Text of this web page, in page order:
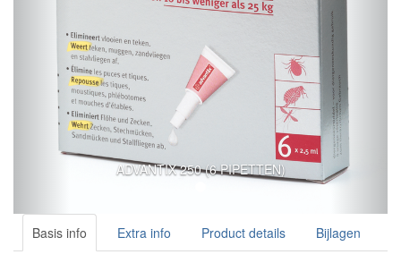
ADVANTIX 250 (6 PIPETTEN)
Basis info Extra info Product details Bijlagen